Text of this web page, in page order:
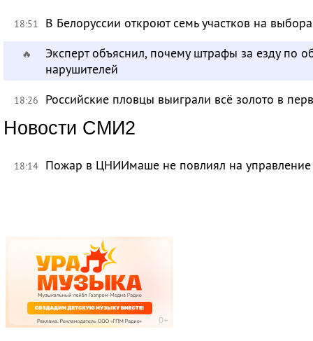
18:51 В Белоруссии откроют семь участков на
🔥
Эксперт объяснил, почему штрафы за езду по
нарушителей
18:26 Российские пловцы выиграли всё золото в
Новости СМИ2
18:14 Пожар в ЦНИИмаше не повлиял на